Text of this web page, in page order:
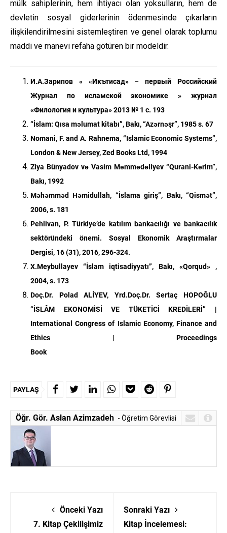
mülk sahiplerinin, hem ihtiyacı olan yoksulların, hem de
devletin sosyal giderlerinin ödenmesinde çıkarların
ilişkilendirilmesini sistemleştiren ve genel olarak toplumu
maddi ve manevi refaha götüren bir modeldir.
И.А.Зарипов « «Икътисад» – первый Российский
Журнал по исламской экономике » журнал
«Филология и культура» 2013 № 1 с. 193
“İslam: Qısa məlumat kitabı”, Bakı, “Azərnəşr”, 1985 s. 67
Nomani, F. and A. Rahnema, “Islamic Economic Systems”,
London & New Jersey, Zed Books Ltd, 1994
Ziya Bünyadov və Vasim Məmmədəliyev “Qurani-Kərim”,
Bakı, 1992
Məhəmməd Həmidullah, “İslama giriş”, Bakı, “Qismət”,
2006, s. 181
Pehlivan, P. Türkiye’de katılım bankacılığı ve bankacılık
sektöründeki önemi. Sosyal Ekonomik Araştırmalar
Dergisi, 16 (31), 2016,296-324.
X.Meybullayev “İslam iqtisadiyyatı”, Bakı, «Qorqud» ,
2004, s. 173
Doç.Dr. Polad ALİYEV, Yrd.Doç.Dr. Sertaç HOPOĞLU
“İSLÂM EKONOMİSİ VE TÜKETİCİ KREDİLERİ” |
International Congress of Islamic Economy, Finance and
Ethics | Proceedings
Book
PAYLAŞ
Öğr. Gör. Aslan Azimzadeh - Öğretim Görevlisi
Önceki Yazı
7. Kitap Çekilişimiz
Sonraki Yazı
Kitap İncelemesi: